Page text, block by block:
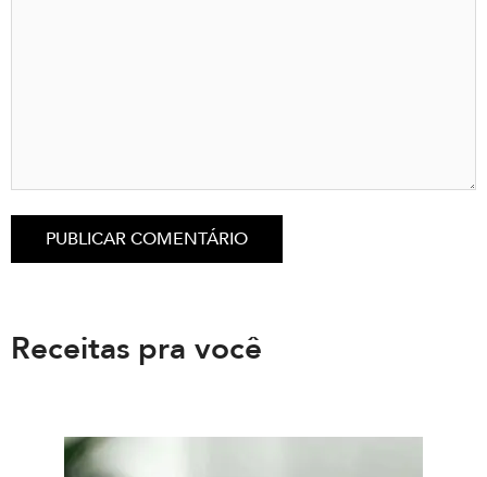
Receitas pra você